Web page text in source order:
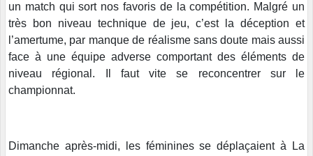
un match qui sort nos favoris de la compétition. Malgré un
très bon niveau technique de jeu, c’est la déception et
l’amertume, par manque de réalisme sans doute mais aussi
face à une équipe adverse comportant des éléments de
niveau régional. Il faut vite se reconcentrer sur le
championnat.
Dimanche après-midi, les féminines se déplaçaient à La